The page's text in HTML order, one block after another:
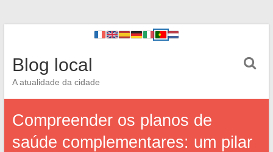
Blog local
A atualidade da cidade
Compreender os planos de
saúde complementares: um pilar